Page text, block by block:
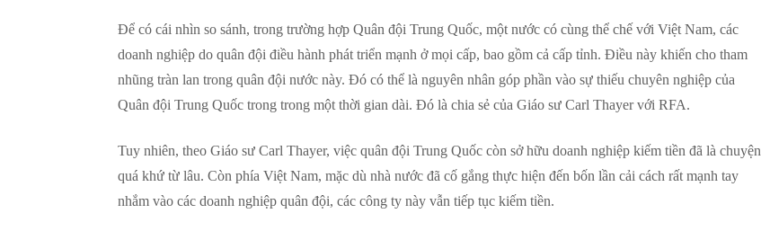
Để có cái nhìn so sánh, trong trường hợp Quân đội Trung Quốc, một nước có cùng thể chế với Việt Nam, các
doanh nghiệp do quân đội điều hành phát triển mạnh ở mọi cấp, bao gồm cả cấp tỉnh. Điều này khiến cho tham
nhũng tràn lan trong quân đội nước này. Đó có thể là nguyên nhân góp phần vào sự thiếu chuyên nghiệp của
Quân đội Trung Quốc trong trong một thời gian dài. Đó là chia sẻ của Giáo sư Carl Thayer với RFA.
Tuy nhiên, theo Giáo sư Carl Thayer, việc quân đội Trung Quốc còn sở hữu doanh nghiệp kiếm tiền đã là chuyện
quá khứ từ lâu. Còn phía Việt Nam, mặc dù nhà nước đã cố gắng thực hiện đến bốn lần cải cách rất mạnh tay
nhắm vào các doanh nghiệp quân đội, các công ty này vẫn tiếp tục kiếm tiền.